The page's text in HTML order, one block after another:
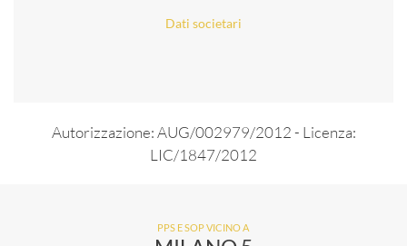
Dati societari
Autorizzazione: AUG/002979/2012 - Licenza:
LIC/1847/2012
PPS E SOP VICINO A